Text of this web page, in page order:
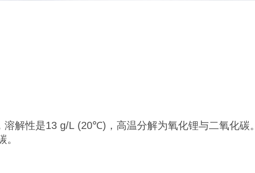
溶解性是13 g/L (20℃)， 高温分解为氧化锂与二氧化碳。